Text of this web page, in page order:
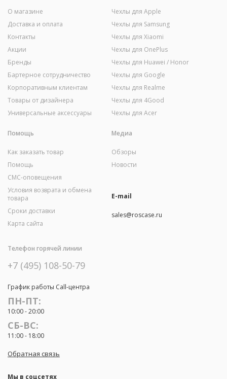
О магазине
Доставка и оплата
Контакты
Акции
Бренды
Бартерное сотрудничество
Корпоративным клиентам
Товары от дизайнера
Универсальные аксессуары
Чехлы для Apple
Чехлы для Samsung
Чехлы для Xiaomi
Чехлы для OnePlus
Чехлы для Huawei / Honor
Чехлы для Google
Чехлы для Realme
Чехлы для 4Good
Чехлы для Acer
Помощь
Как заказать товар
Помощь
СМС-оповещения
Условия возврата и обмена
товара
Сроки доставки
Карта сайта
Медиа
Обзоры
Новости
E-mail
sales@roscase.ru
Телефон горячей линии
+7 (495) 108-50-79
График работы Call-центра
ПН-ПТ:
10:00 - 20:00
СБ-ВС:
11:00 - 18:00
Обратная связь
Мы в соцсетях